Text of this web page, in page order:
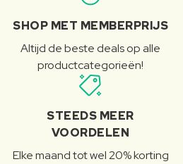
SHOP MET MEMBERPRIJS
Altijd de beste deals op alle
productcategorieën!
STEEDS MEER
VOORDELEN
Elke maand tot wel 20% korting